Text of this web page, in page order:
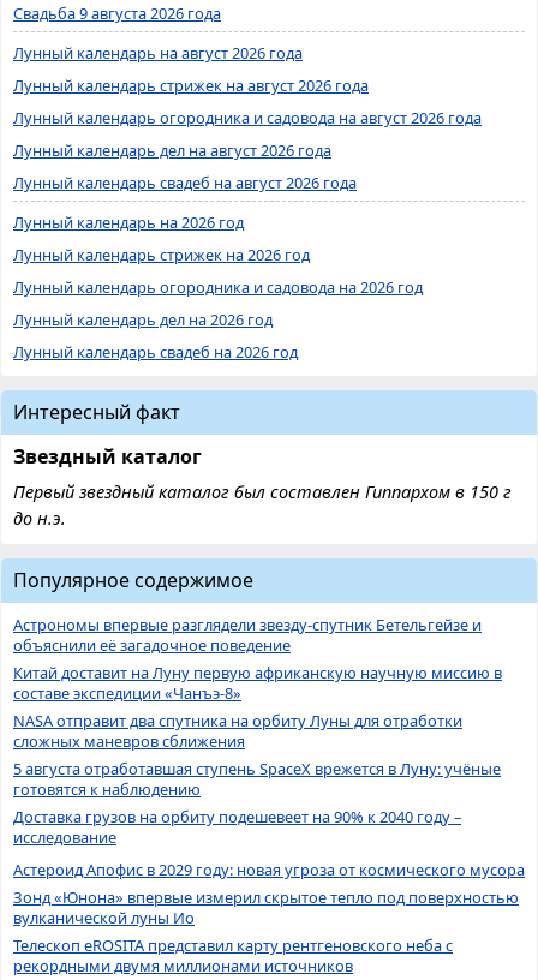
Свадьба 9 августа 2026 года
Лунный календарь на август 2026 года
Лунный календарь стрижек на август 2026 года
Лунный календарь огородника и садовода на август 2026 года
Лунный календарь дел на август 2026 года
Лунный календарь свадеб на август 2026 года
Лунный календарь на 2026 год
Лунный календарь стрижек на 2026 год
Лунный календарь огородника и садовода на 2026 год
Лунный календарь дел на 2026 год
Лунный календарь свадеб на 2026 год
Интересный факт
Звездный каталог
Первый звездный каталог был составлен Гиппархом в 150 г
до н.э.
Популярное содержимое
Астрономы впервые разглядели звезду-спутник Бетельгейзе и
объяснили её загадочное поведение
Китай доставит на Луну первую африканскую научную миссию в
составе экспедиции «Чанъэ-8»
NASA отправит два спутника на орбиту Луны для отработки
сложных маневров сближения
5 августа отработавшая ступень SpaceX врежется в Луну: учёные
готовятся к наблюдению
Доставка грузов на орбиту подешевеет на 90% к 2040 году –
исследование
Астероид Апофис в 2029 году: новая угроза от космического мусора
Зонд «Юнона» впервые измерил скрытое тепло под поверхностью
вулканической луны Ио
Телескоп eROSITA представил карту рентгеновского неба с
рекордными двумя миллионами источников